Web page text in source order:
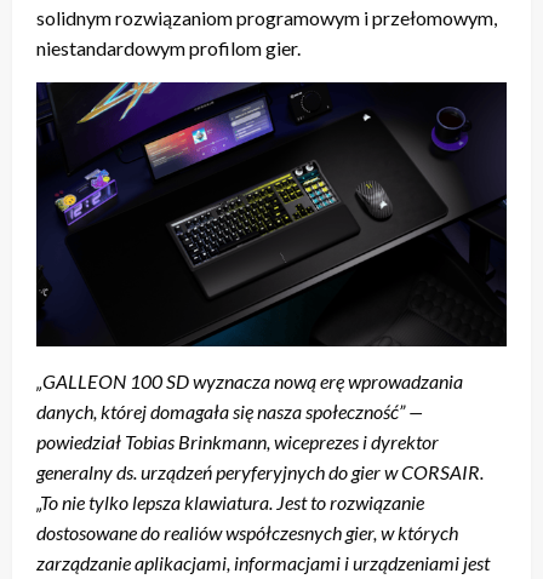
solidnym rozwiązaniom programowym i przełomowym,
niestandardowym profilom gier.
„GALLEON 100 SD wyznacza nową erę wprowadzania
danych, której domagała się nasza społeczność” —
powiedział Tobias Brinkmann, wiceprezes i dyrektor
generalny ds. urządzeń peryferyjnych do gier w CORSAIR.
„To nie tylko lepsza klawiatura. Jest to rozwiązanie
dostosowane do realiów współczesnych gier, w których
zarządzanie aplikacjami, informacjami i urządzeniami jest